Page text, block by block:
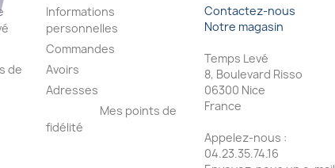
de
Informations
personnelles
Commandes
Avoirs
Adresses
Mes points de
fidélité
Contactez-nous
Notre magasin
Temps Levé
8, Boulevard Risso
06300 Nice
France
Appelez-nous :
04.23.35.74.16